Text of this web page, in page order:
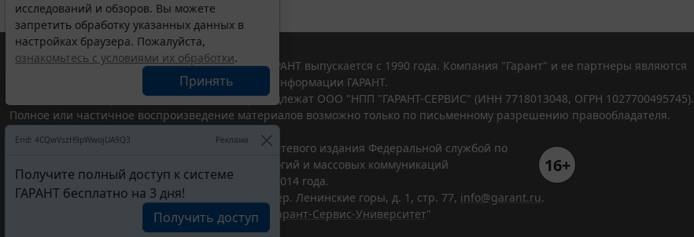
исследований и обзоров. Вы можете
запретить обработку указанных данных в
настройках браузера. Пожалуйста,
ознакомьтесь с условиями их обработки.
Принять
Erid: 4CQwVszH9pWwojUA9Q3 Реклама
Получите полный доступ к системе
ГАРАНТ бесплатно на 3 дня!
Получить доступ
© ООО "НПП "ГАРАНТ-СЕРВИС", 2026. Система ГАРАНТ выпускается с 1990 года. Компания "Гарант" и ее партнеры являются
участниками Российской ассоциации правовой информации ГАРАНТ.
Все права на материалы сайта ГАРАНТ.РУ принадлежат ООО "НПП "ГАРАНТ-СЕРВИС" (ИНН 7718013048, ОГРН 1027700495745).
Полное или частичное воспроизведение материалов возможно только по письменному разрешению правообладателя.
Портал ГАРАНТ.РУ зарегистрирован в качестве сетевого издания Федеральной службой по
надзору в сфере связи,информационных технологий и массовых коммуникаций
(Роскомнадзором), Эл № ФС77-58365 от 18 июня 2014 года.
16+
ООО "НПП "ГАРАНТ-СЕРВИС", 119234, г. Москва, тер. Ленинские горы, д. 1, стр. 77, info@garant.ru.
Разработчик ЭПС Система ГАРАНТ – ООО "НПП "
Гарант-Сервис-Университет"